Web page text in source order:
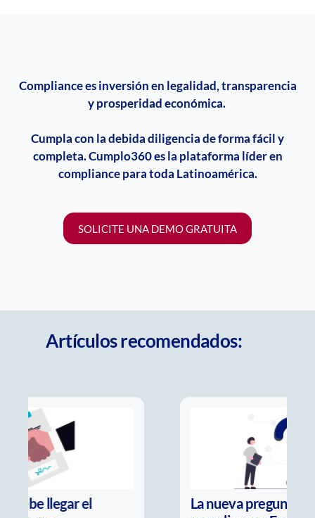
Compliancees inversión en legalidad, transparencia
y prosperidad económica.
Cumpla con la debida diligencia de forma fácil y
completa. Cumplo360 es la plataforma líder en
compliancepara toda Latinoamérica.
SOLICITE UNA DEMO GRATUITA
Artículos recomendados:
La nueva pregunta del